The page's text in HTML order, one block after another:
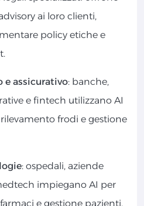
ai loro clienti,
policy etiche e
e assicurativo: banche,
e fintech utilizzano AI
frodi e gestione
: ospedali, aziende
impiegano AI per
e gestione pazienti.